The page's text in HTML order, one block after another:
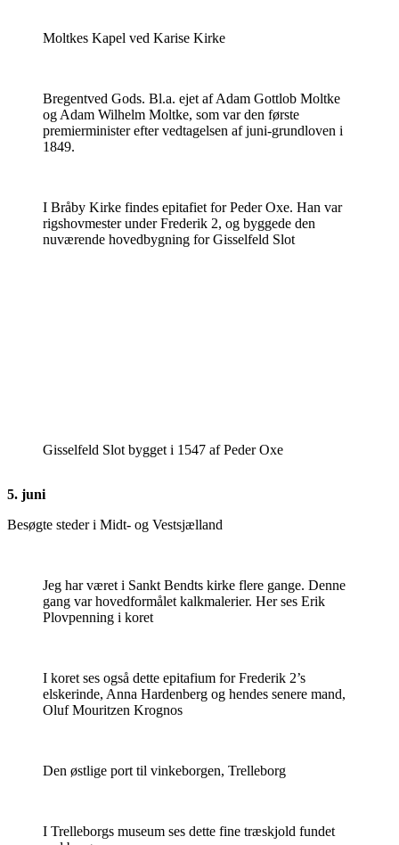
Moltkes Kapel ved Karise Kirke
Bregentved Gods. Bl.a. ejet af Adam Gottlob Moltke
og Adam Wilhelm Moltke, som var den første
premierminister efter vedtagelsen af juni-grundloven i
1849.
I Bråby Kirke findes epitafiet for Peder Oxe. Han var
rigshovmester under Frederik 2, og byggede den
nuværende hovedbygning for Gisselfeld Slot
Gisselfeld Slot bygget i 1547 af Peder Oxe
5. juni
Besøgte steder i Midt- og Vestsjælland
Jeg har været i Sankt Bendts kirke flere gange. Denne
gang var hovedformålet kalkmalerier. Her ses Erik
Plovpenning i koret
I koret ses også dette epitafium for Frederik 2’s
elskerinde, Anna Hardenberg og hendes senere mand,
Oluf Mouritzen Krognos
Den østlige port til vinkeborgen, Trelleborg
I Trelleborgs museum ses dette fine træskjold fundet